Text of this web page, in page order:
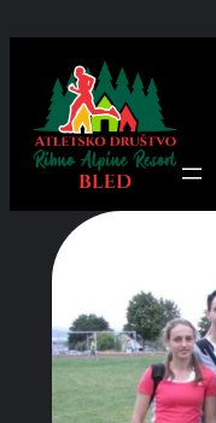
vsebino